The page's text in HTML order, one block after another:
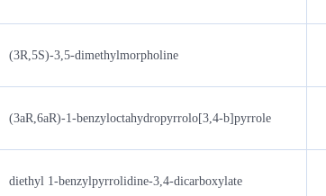
(3R,5S)-3,5-dimethylmorpholine
(3aR,6aR)-1-benzyloctahydropyrrolo[3,4-b]pyrrole
diethyl 1-benzylpyrrolidine-3,4-dicarboxylate